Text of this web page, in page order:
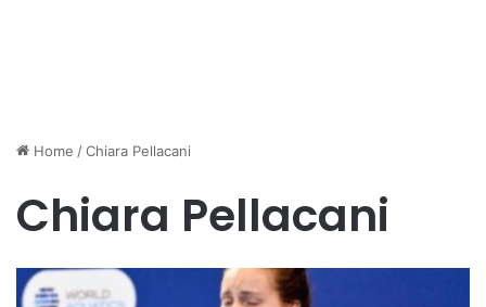
Home /Chiara Pellacani
Chiara Pellacani